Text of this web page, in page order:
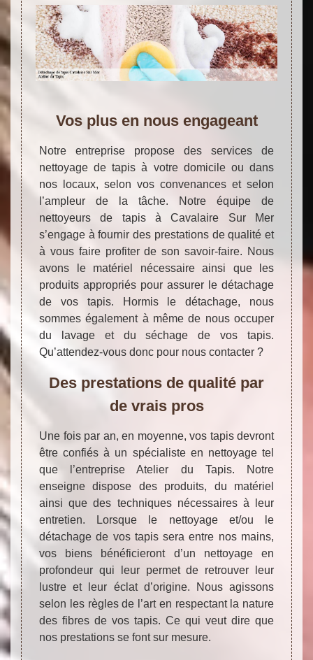
Vos plus en nous engageant
Notre entreprise propose des services de
nettoyage de tapis à votre domicile ou dans
nos locaux, selon vos convenances et selon
l’ampleur de la tâche. Notre équipe de
nettoyeurs de tapis à Cavalaire Sur Mer
s’engage à fournir des prestations de qualité et
à vous faire profiter de son savoir-faire. Nous
avons le matériel nécessaire ainsi que les
produits appropriés pour assurer le détachage
de vos tapis. Hormis le détachage, nous
sommes également à même de nous occuper
du lavage et du séchage de vos tapis.
Qu’attendez-vous donc pour nous contacter ?
Des prestations de qualité par
de vrais pros
Une fois par an, en moyenne, vos tapis devront
être confiés à un spécialiste en nettoyage tel
que l’entreprise Atelier du Tapis. Notre
enseigne dispose des produits, du matériel
ainsi que des techniques nécessaires à leur
entretien. Lorsque le nettoyage et/ou le
détachage de vos tapis sera entre nos mains,
vos biens bénéficieront d’un nettoyage en
profondeur qui leur permet de retrouver leur
lustre et leur éclat d’origine. Nous agissons
selon les règles de l’art en respectant la nature
des fibres de vos tapis. Ce qui veut dire que
nos prestations se font sur mesure.